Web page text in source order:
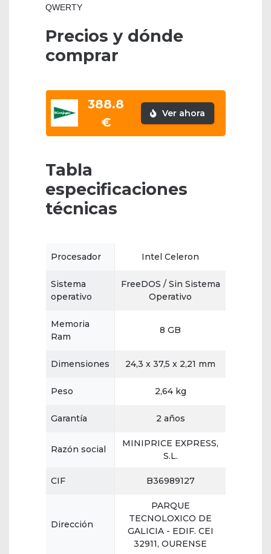
QWERTY
Precios y dónde
comprar
388.8
€
Ver ahora
Tabla
especificaciones
técnicas
Procesador Intel Celeron
Sistema
operativo
FreeDOS / Sin Sistema
Operativo
Memoria
Ram
8 GB
Dimensiones 24,3 x 37,5 x 2,21 mm
Peso 2,64 kg
Garantía 2 años
Razón social
MINIPRICE EXPRESS,
S.L.
CIF B36989127
Dirección
PARQUE
TECNOLOXICO DE
GALICIA - EDIF. CEI
32911, OURENSE